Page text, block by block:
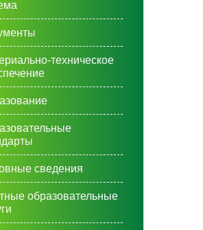
техническое
сведения
образовательные